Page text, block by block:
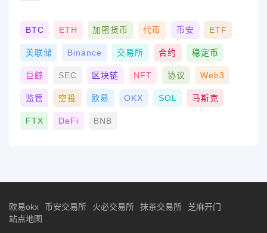
BTC ETH 加密货币 代币 币安 ETF
美联储 Binance 交易所 合约 稳定币
巨鲸 SEC 区块链 NFT 协议 Web3
监管 空投 欧易 OKX SOL 马斯克
FTX DeFi BNB
欧易okx 币安交易所 火必交易所 抹茶交易所
芝麻开门
站点地图